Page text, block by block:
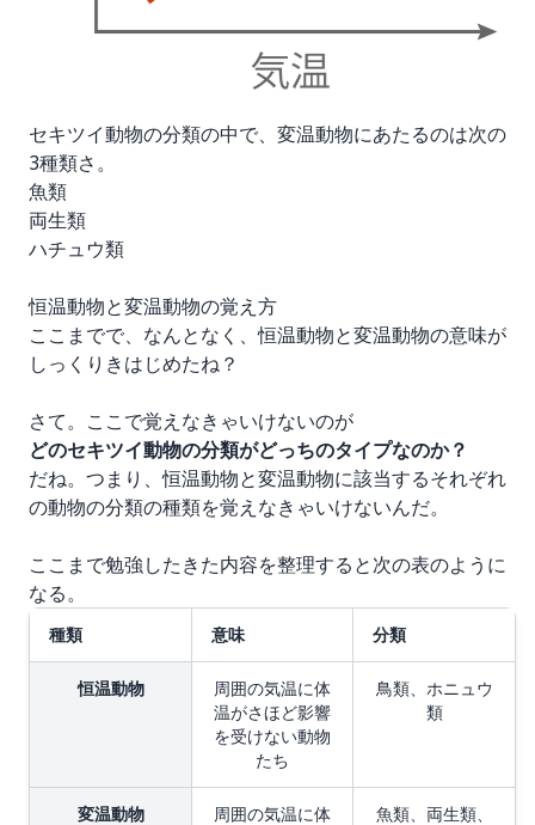
セキツイ動物の分類の中で、変温動物にあたるのは次の
3種類さ。
魚類
両生類
ハチュウ類
恒温動物と変温動物の覚え方
ここまでで、なんとなく、恒温動物と変温動物の意味が
しっくりきはじめたね？
さて。ここで覚えなきゃいけないのが
どのセキツイ動物の分類がどっちのタイプなのか？
だね。つまり、恒温動物と変温動物に該当するそれぞれ
の動物の分類の種類を覚えなきゃいけないんだ。
ここまで勉強したきた内容を整理すると次の表のように
なる。
種類 意味 分類
恒温動物
周囲の気温に体
温がさほど影響
を受けない動物
たち
鳥類、ホニュウ
類
変温動物
周囲の気温に体
魚類、両生類、